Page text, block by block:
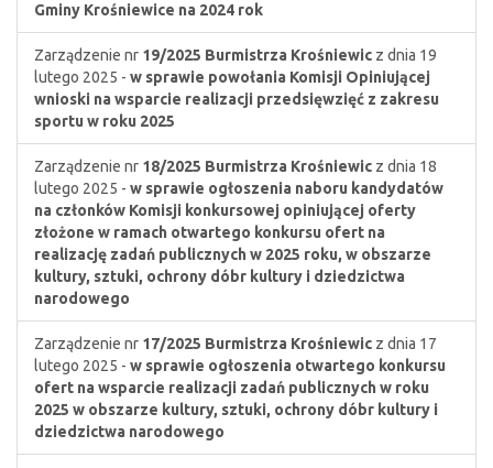
Gminy Krośniewice na 2024 rok
Zarządzenie nr 19/2025 Burmistrza Krośniewic z dnia 19
lutego 2025 - w sprawie powołania Komisji Opiniującej
wnioski na wsparcie realizacji przedsięwzięć z zakresu
sportu w roku 2025
Zarządzenie nr 18/2025 Burmistrza Krośniewic z dnia 18
lutego 2025 - w sprawie ogłoszenia naboru kandydatów
na członków Komisji konkursowej opiniującej oferty
złożone w ramach otwartego konkursu ofert na
realizację zadań publicznych w 2025 roku, w obszarze
kultury, sztuki, ochrony dóbr kultury i dziedzictwa
narodowego
Zarządzenie nr 17/2025 Burmistrza Krośniewic z dnia 17
lutego 2025 - w sprawie ogłoszenia otwartego konkursu
ofert na wsparcie realizacji zadań publicznych w roku
2025 w obszarze kultury, sztuki, ochrony dóbr kultury i
dziedzictwa narodowego